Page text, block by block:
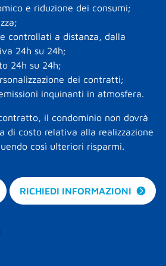
e riduzione dei consumi;
controllati a distanza, dalla
24h su 24h;
24h su 24h;
dei contratti;
inquinanti in atmosfera.
il condominio non dovrà
di costo relativa alla realizzazione
così ulteriori risparmi.
RICHIEDI INFORMAZIONI